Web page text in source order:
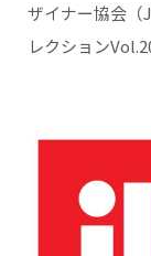
ザイナー協会（
レクション